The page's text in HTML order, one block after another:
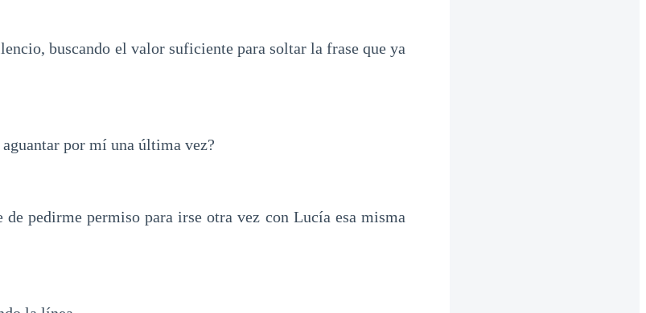
buscando el valor suficiente para soltar la frase que ya
por mí una última vez?
de pedirme permiso para irse otra vez con Lucía esa misma